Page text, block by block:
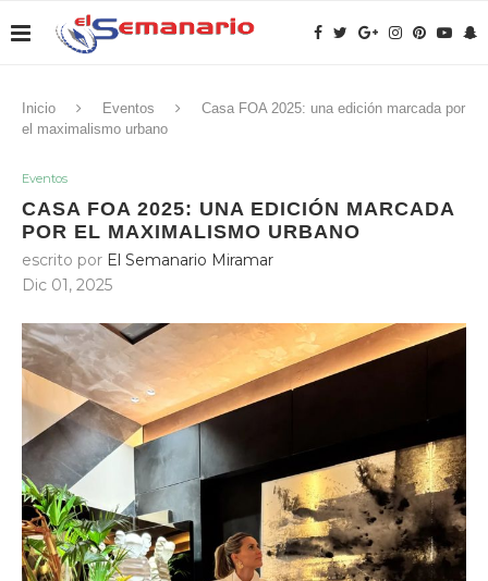
Inicio Eventos
Casa FOA 2025: una edición marcada por
el maximalismo urbano
Eventos
CASA FOA 2025: UNA EDICIÓN MARCADA
POR EL MAXIMALISMO URBANO
escrito por El Semanario Miramar
Dic 01, 2025